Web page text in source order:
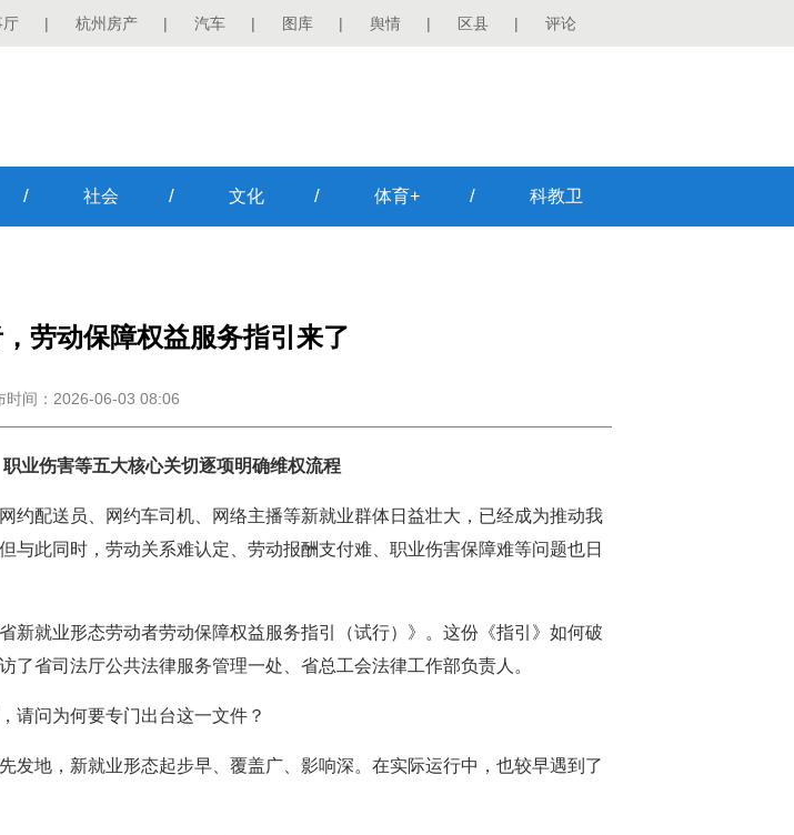
厅 | 杭州房产 | 汽车 | 图库 | 舆情 | 区县 | 评论
/ 社会 / 文化 / 体育+ / 科教卫
劳动保障权益服务指引来了
时间：2026-06-03 08:06
业伤害等五大核心关切逐项明确维权流程
约配送员、网约车司机、网络主播等新就业群体日益壮大，已经成为推动我
此同时，劳动关系难认定、劳动报酬支付难、职业伤害保障难等问题也日
新就业形态劳动者劳动保障权益服务指引（试行）》。这份《指引》如何破
省司法厅公共法律服务管理一处、省总工会法律工作部负责人。
请问为何要专门出台这一文件？
发地，新就业形态起步早、覆盖广、影响深。在实际运行中，也较早遇到了